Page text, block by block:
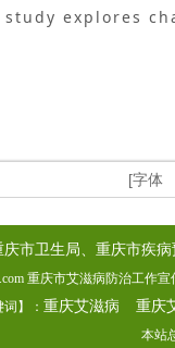
study explores
[字体
庆市卫生局、重庆市疾
重庆市艾滋病防治工作宣
词】： 重庆艾滋病 重庆
本站